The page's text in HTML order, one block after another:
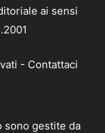
ai sensi
- Contattaci
sono gestite da